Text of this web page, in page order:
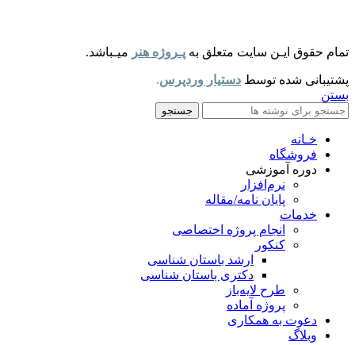
تمام حقوق ایـن سایت متعلق به پـروژه هنر میـباشد.
پشتیبانی شده توسط دستیار وردپرس.
بستن
جستجو
خـانه
فروشگاه
دوره آموزشی
نرم‌افزار
پایان نامه/مقاله
خدمات
انجام پروژه اختصاصی
کنکور
ارشد باستان شناسی
دکتری باستان شناسی
طرح لایه‌باز
پروژه آماده
دعوت به همکاری
وبلاگ